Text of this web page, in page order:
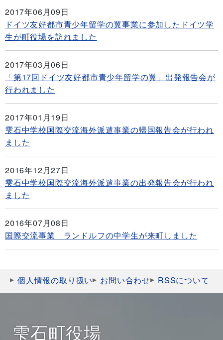
2017年06月09日
ドイツ友好都市青少年留学の翼事業に参加したドイツ学
生が町役場を訪れました
2017年03月06日
「第17回ドイツ友好都市青少年留学の翼」出発報告会が
行われました
2017年01月19日
雫石中学校国際交流海外派遣事業の帰国報告会が行われ
ました
2016年12月27日
雫石中学校国際交流海外派遣事業の出発報告会が行われ
ました
2016年07月08日
国際交流事業 ランドルフの中学生が来町しました
個人情報の取り扱い お問い合わせ RSSについて
雫石町役場